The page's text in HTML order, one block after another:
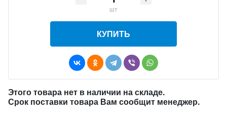
шт
КУПИТЬ
Этого товара нет в наличии на складе.
Срок поставки товара Вам сообщит менеджер.